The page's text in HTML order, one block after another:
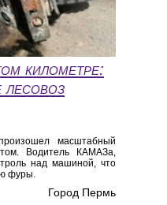
километре:
лесовоз
масштабный
Водитель КАМАЗа,
над машиной, что
фуры.
Город Пермь